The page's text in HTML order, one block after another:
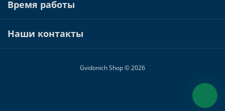
Время работы
Наши контакты
Gvidonich Shop © 2026